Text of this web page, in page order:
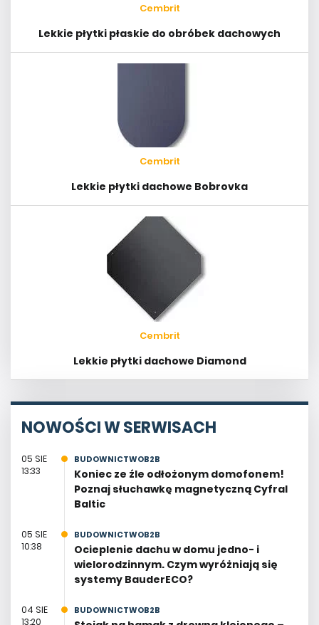
Cembrit
Lekkie płytki płaskie do obróbek dachowych
Cembrit
Lekkie płytki dachowe Bobrovka
Cembrit
Lekkie płytki dachowe Diamond
NOWOŚCI W SERWISACH
05 SIE
13:33
BUDOWNICTWOB2B
Koniec ze źle odłożonym domofonem!
Poznaj słuchawkę magnetyczną Cyfral
Baltic
05 SIE
10:38
BUDOWNICTWOB2B
Ocieplenie dachu w domu jedno- i
wielorodzinnym. Czym wyróżniają się
systemy BauderECO?
04 SIE
13:20
BUDOWNICTWOB2B